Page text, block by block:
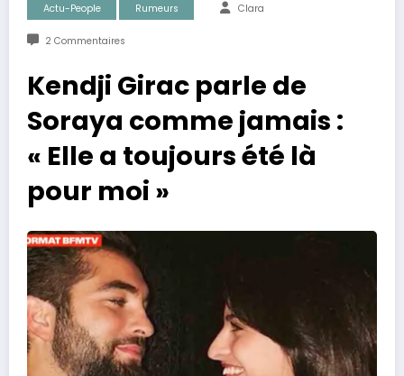
Actu-People Rumeurs Clara
2 Commentaires
Kendji Girac parle de
Soraya comme jamais :
« Elle a toujours été là
pour moi »